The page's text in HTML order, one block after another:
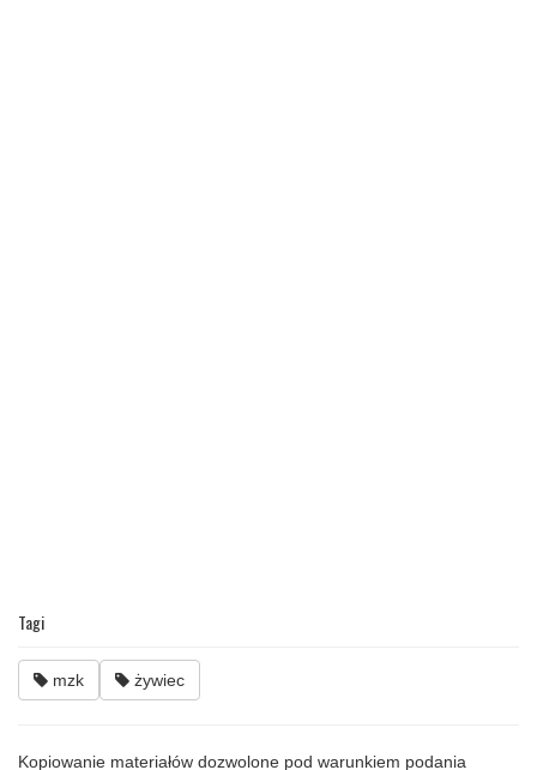
Tagi
mzk żywiec
Kopiowanie materiałów dozwolone pod warunkiem podania